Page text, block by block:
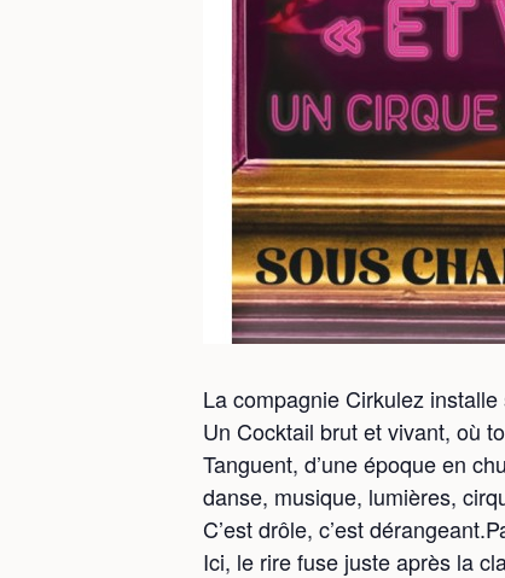
La compagnie Cirkulez
Un Cocktail brut et vivant, où
Tanguent, d’une époque en
danse, musique, lumières,
C’est drôle, c’est
Ici, le rire fuse juste après la